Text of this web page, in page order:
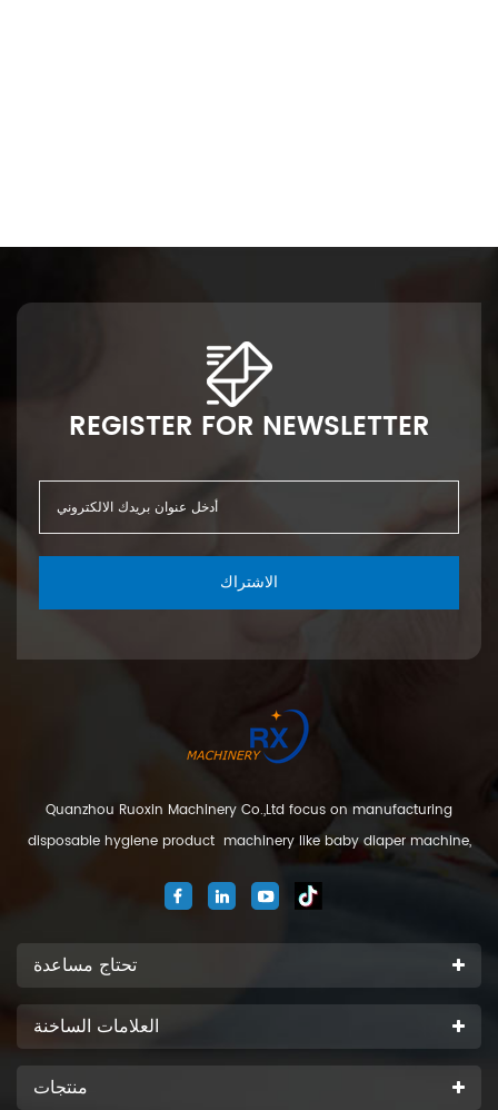
REGISTER FOR NEWSLETTER
الاشتراك
Quanzhou Ruoxin Machinery Co.,Ltd focus on manufacturing
disposable hygiene product machinery like baby diaper machine,
machine. We are located in Jinjiang city, Fujian Province, China. And
تحتاج مساعدة
العلامات الساخنة
منتجات